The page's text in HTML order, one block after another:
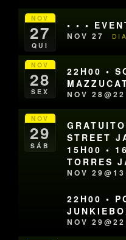
NOV
27
QUI
• • •
NOV 27
NOV
28
SEX
22H00 •
NOV
NOV
29
SÁB
STREET
15H00 •
TORRES
NOV
22H00 •
NOV